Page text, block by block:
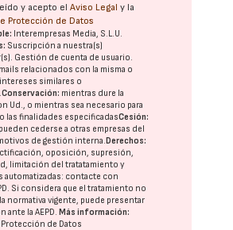
y acepto elAviso Legal y la
Protección de Datos
Interempresas Media, S.L.U.
Suscripción a nuestra(s)
Gestión de cuenta de usuario.
relacionados con la misma o
similares o
Conservación: mientras dure la
Ud., o mientras sea necesario para
las finalidades especificadasCesión:
cederse a otras empresas del
de gestión interna.Derechos:
oposición, supresión,
limitación del tratatamiento y
automatizadas: contacte con
. Si considera que el tratamiento no
normativa vigente, puede presentar
ante laAEPD.Más información:
de Datos